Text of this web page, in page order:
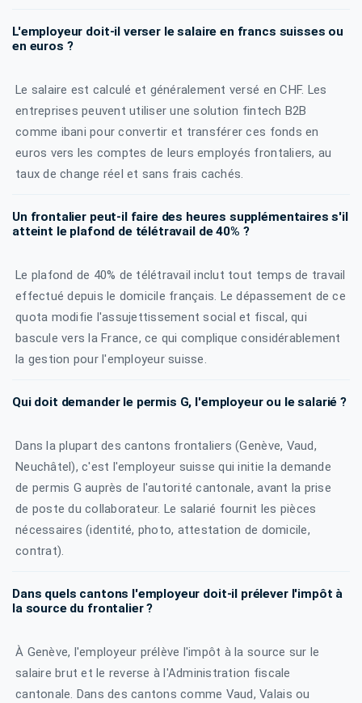
L'employeur doit-il verser le salaire en francs suisses ou
en euros ?
Le salaire est calculé et généralement versé en CHF. Les
entreprises peuvent utiliser une solution fintech B2B
comme ibani pour convertir et transférer ces fonds en
euros vers les comptes de leurs employés frontaliers, au
taux de change réel et sans frais cachés.
Un frontalier peut-il faire des heures supplémentaires s'il
atteint le plafond de télétravail de 40% ?
Le plafond de 40% de télétravail inclut tout temps de travail
effectué depuis le domicile français. Le dépassement de ce
quota modifie l'assujettissement social et fiscal, qui
bascule vers la France, ce qui complique considérablement
la gestion pour l'employeur suisse.
Qui doit demander le permis G, l'employeur ou le salarié ?
Dans la plupart des cantons frontaliers (Genève, Vaud,
Neuchâtel), c'est l'employeur suisse qui initie la demande
de permis G auprès de l'autorité cantonale, avant la prise
de poste du collaborateur. Le salarié fournit les pièces
nécessaires (identité, photo, attestation de domicile,
contrat).
Dans quels cantons l'employeur doit-il prélever l'impôt à
la source du frontalier ?
À Genève, l'employeur prélève l'impôt à la source sur le
salaire brut et le reverse à l'Administration fiscale
cantonale. Dans des cantons comme Vaud, Valais ou